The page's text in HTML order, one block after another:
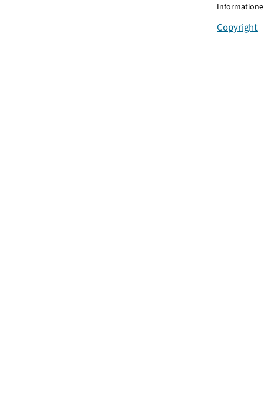
Copyright